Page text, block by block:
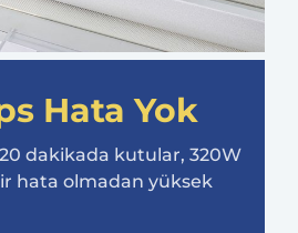
Hata Yok
dakikada kutular, 320W
hata olmadan yüksek